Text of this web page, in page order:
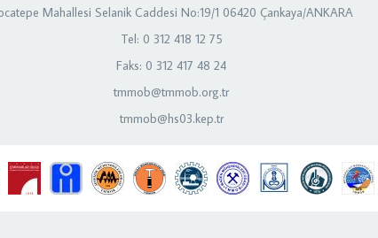
Mahallesi Selanik Caddesi No:19/1 06420 Çankaya/ANKARA
Tel: 0 312 418 12 75
Faks: 0 312 417 48 24
tmmob@tmmob.org.tr
tmmob@hs03.kep.tr